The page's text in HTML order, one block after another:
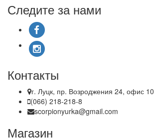
Следите за нами
Контакты
г. Луцк, пр. Возроджения 24, офис 10
(066) 218-218-8
scorpionyurka@gmail.com
Магазин